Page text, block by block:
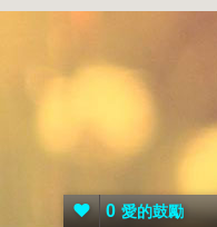
0 愛的鼓勵